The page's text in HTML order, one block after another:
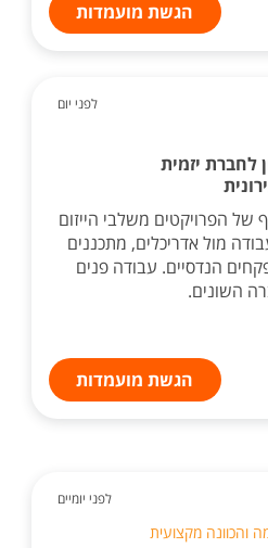
הגשת מועמדות
לפני יום
לחברת יזמית
של הפרויקטים משלבי הייזום
מול אדריכלים, מתכננים
הנדסיים. עבודה פנים
השונים.
הגשת מועמדות
לפני יומיים
והכוונה מקצועית